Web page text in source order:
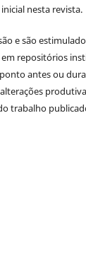
nesta revista.
e são
repositórios
antes ou
trabalho